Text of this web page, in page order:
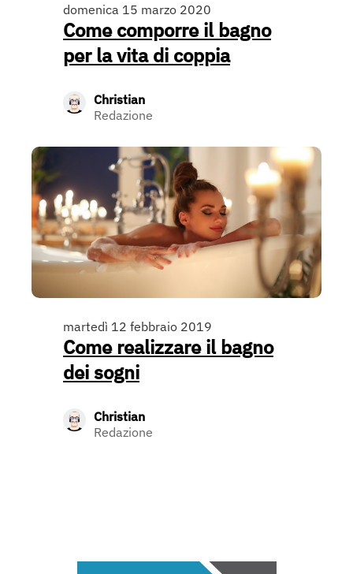
domenica 15 marzo 2020
Come comporre il bagno
per la vita di coppia
Christian
Redazione
martedì 12 febbraio 2019
Come realizzare il bagno
dei sogni
Christian
Redazione